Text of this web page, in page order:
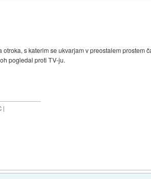
s katerim se ukvarjam v preostalem prostem
pogledal proti TV-ju.
|